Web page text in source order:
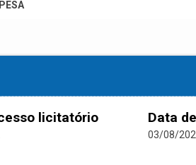
licitatório Data
03/08/